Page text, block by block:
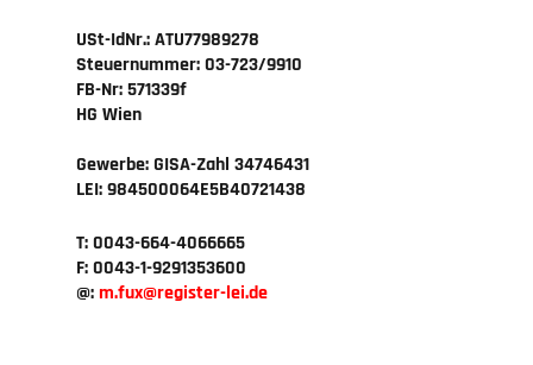
USt-IdNr.: ATU77989278
Steuernummer: 03-723/9910
FB-Nr: 571339f
HG Wien
Gewerbe: GISA-Zahl 34746431
LEI: 984500064E5B40721438
T: 0043-664-4066665
F: 0043-1-9291353600
@:m.fux register-lei.de